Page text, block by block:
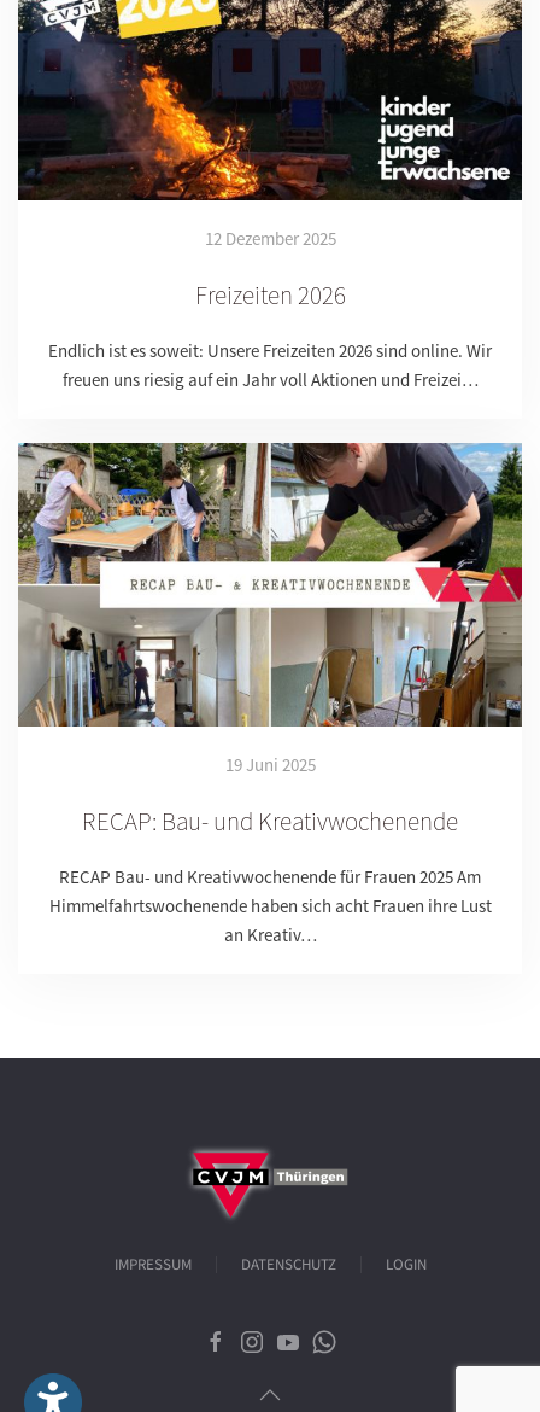
12 Dezember 2025
Freizeiten 2026
Endlich ist es soweit: Unsere Freizeiten 2026 sind online. Wir
freuen uns riesig auf ein Jahr voll Aktionen und Freizei…
19 Juni 2025
RECAP: Bau- und Kreativwochenende
RECAP Bau- und Kreativwochenende für Frauen 2025 Am
Himmelfahrtswochenende haben sich acht Frauen ihre Lust
an Kreativ…
IMPRESSUM DATENSCHUTZ LOGIN